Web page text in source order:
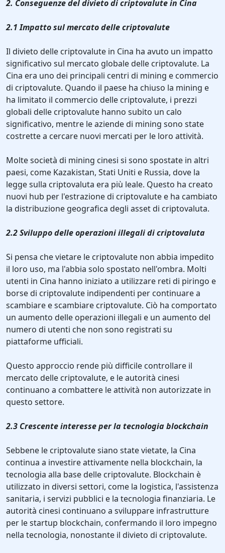
2. Conseguenze del divieto di criptovalute in Cina
2.1 Impatto sul mercato delle criptovalute
Il divieto delle criptovalute in Cina ha avuto un impatto
significativo sul mercato globale delle criptovalute. La
Cina era uno dei principali centri di mining e commercio
di criptovalute. Quando il paese ha chiuso la mining e
ha limitato il commercio delle criptovalute, i prezzi
globali delle criptovalute hanno subito un calo
significativo, mentre le aziende di mining sono state
costrette a cercare nuovi mercati per le loro attività.
Molte società di mining cinesi si sono spostate in altri
paesi, come Kazakistan, Stati Uniti e Russia, dove la
legge sulla criptovaluta era più leale. Questo ha creato
nuovi hub per l'estrazione di criptovalute e ha cambiato
la distribuzione geografica degli asset di criptovaluta.
2.2 Sviluppo delle operazioni illegali di criptovaluta
Si pensa che vietare le criptovalute non abbia impedito
il loro uso, ma l'abbia solo spostato nell'ombra. Molti
utenti in Cina hanno iniziato a utilizzare reti di piringo e
borse di criptovalute indipendenti per continuare a
scambiare e scambiare criptovalute. Ciò ha comportato
un aumento delle operazioni illegali e un aumento del
numero di utenti che non sono registrati su
piattaforme ufficiali.
Questo approccio rende più difficile controllare il
mercato delle criptovalute, e le autorità cinesi
continuano a combattere le attività non autorizzate in
questo settore.
2.3 Crescente interesse per la tecnologia blockchain
Sebbene le criptovalute siano state vietate, la Cina
continua a investire attivamente nella blockchain, la
tecnologia alla base delle criptovalute. Blockchain è
utilizzato in diversi settori, come la logistica, l'assistenza
sanitaria, i servizi pubblici e la tecnologia finanziaria. Le
autorità cinesi continuano a sviluppare infrastrutture
per le startup blockchain, confermando il loro impegno
nella tecnologia, nonostante il divieto di criptovalute.